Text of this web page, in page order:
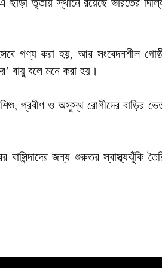
গণ্য করা হয়, আর সংবেদনশীল
বায়ু বলে মনে করা হয়।
প্রবীণ ও অসুস্থ রোগীদের বাড়ির
জন্য গুরুতর স্বাস্থ্যঝুঁকি